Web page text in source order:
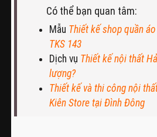
Có thể bạn quan tâm:
Mẫu Thiết kế shop quần
TKS 143
Dịch vụ Thiết kế nội thất
lượng?
Thiết kế và thi công nội
Kiên Store tại Đình Đông